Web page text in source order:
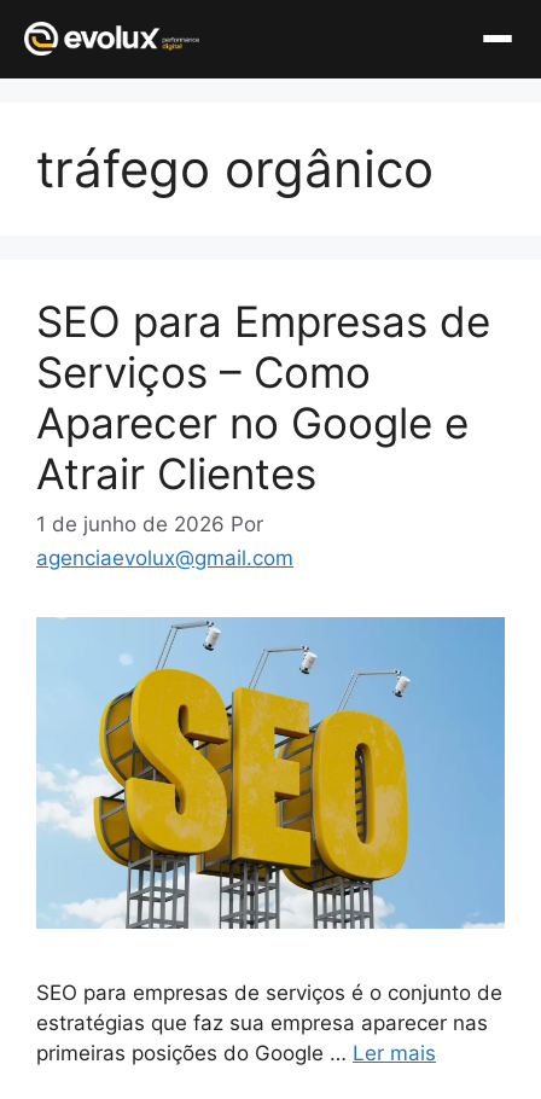
conteúdo
tráfego orgânico
SEO para Empresas de
Serviços – Como
Aparecer no Google e
Atrair Clientes
1 de junho de 2026 Por
agenciaevolux@gmail.com
SEO para empresas de serviços é o conjunto de
estratégias que faz sua empresa aparecer nas
primeiras posições do Google … Ler mais